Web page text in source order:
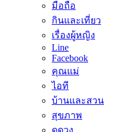
มือถือ
กินและเที่ยว
เรื่องผู้หญิง
Line
Facebook
คุณแม่
ไอที
บ้านและสวน
สุขภาพ
ดูดวง